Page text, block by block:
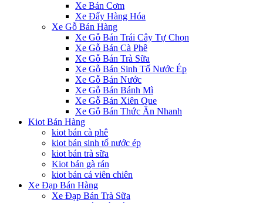
Xe Bán Cơm
Xe Đẩy Hàng Hóa
Xe Gỗ Bán Hàng
Xe Gỗ Bán Trái Cây Tự Chọn
Xe Gỗ Bán Cà Phê
Xe Gỗ Bán Trà Sữa
Xe Gỗ Bán Sinh Tố Nước Ép
Xe Gỗ Bán Nước
Xe Gỗ Bán Bánh Mì
Xe Gỗ Bán Xiên Que
Xe Gỗ Bán Thức Ăn Nhanh
Kiot Bán Hàng
kiot bán cà phê
kiot bán sinh tố nước ép
kiot bán trà sữa
Kiot bán gà rán
kiot bán cá viên chiên
Xe Đạp Bán Hàng
Xe Đạp Bán Trà Sữa